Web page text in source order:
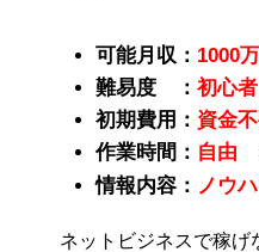
可能月収： 1000
難易度 ： 初心者
初期費用： 資金
作業時間： 自由
情報内容： ノウ
ネットビジネスで稼げ